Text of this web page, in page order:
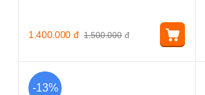
1.500.000 đ
1.400.000 đ
-13%